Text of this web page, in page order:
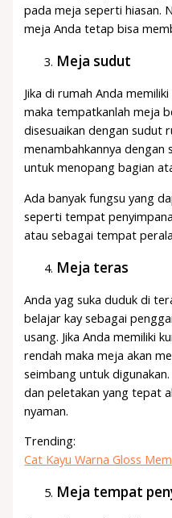
pada meja seperti hiasan.
meja Anda tetap bisa
Meja sudut
Jika di rumah Anda
maka tempatkanlah meja
disesuaikan dengan sudut
menambahkannya dengan
untuk menopang bagian
Ada banyak fungsu yang
seperti tempat
atau sebagai tempat
Meja teras
Anda yag suka duduk di
belajar kay sebagai
usang. Jika Anda memiliki
rendah maka meja akan
seimbang untuk
dan peletakan yang tepat
nyaman.
Trending:
Cat Kayu Warna Gloss
Meja tempat